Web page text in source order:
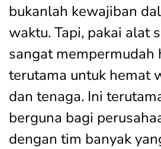
bukanlah kewajiban
waktu. Tapi, pakai alat
sangat mempermudah
terutama untuk hemat
dan tenaga. Ini
berguna bagi
dengan tim banyak